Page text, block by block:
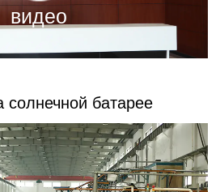
видео
солнечной батарее